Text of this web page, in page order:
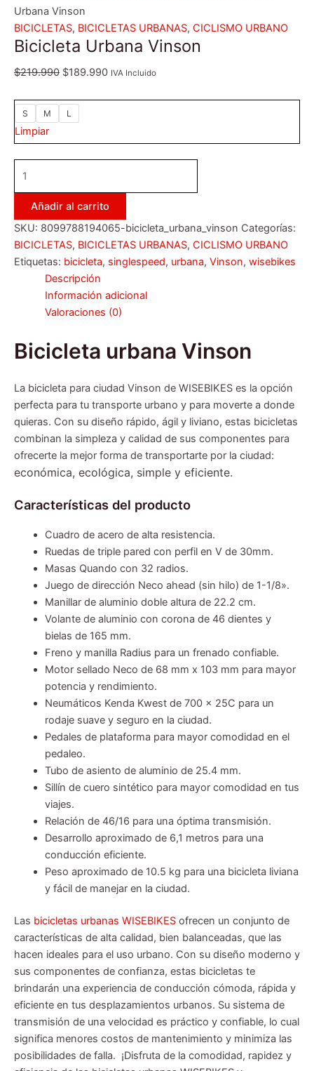
Urbana Vinson
BICICLETAS, BICICLETAS URBANAS, CICLISMO URBANO
Bicicleta Urbana Vinson
$219.990 $189.990 IVA Incluido
S M L
Limpiar
Añadir al carrito
SKU: 8099788194065-bicicleta_urbana_vinson Categorías:
BICICLETAS, BICICLETAS URBANAS, CICLISMO URBANO
Etiquetas: bicicleta, singlespeed, urbana, Vinson, wisebikes
Descripción
Información adicional
Valoraciones (0)
Bicicleta urbana Vinson
La bicicleta para ciudad Vinson de WISEBIKES es la opción
perfecta para tu transporte urbano y para moverte a donde
quieras. Con su diseño rápido, ágil y liviano, estas bicicletas
combinan la simpleza y calidad de sus componentes para
ofrecerte la mejor forma de transportarte por la ciudad:
económica, ecológica, simple y eficiente.
Características del producto
Cuadro de acero de alta resistencia.
Ruedas de triple pared con perfil en V de 30mm.
Masas Quando con 32 radios.
Juego de dirección Neco ahead (sin hilo) de 1-1/8».
Manillar de aluminio doble altura de 22.2 cm.
Volante de aluminio con corona de 46 dientes y
bielas de 165 mm.
Freno y manilla Radius para un frenado confiable.
Motor sellado Neco de 68 mm x 103 mm para mayor
potencia y rendimiento.
Neumáticos Kenda Kwest de 700 x 25C para un
rodaje suave y seguro en la ciudad.
Pedales de plataforma para mayor comodidad en el
pedaleo.
Tubo de asiento de aluminio de 25.4 mm.
Sillín de cuero sintético para mayor comodidad en tus
viajes.
Relación de 46/16 para una óptima transmisión.
Desarrollo aproximado de 6,1 metros para una
conducción eficiente.
Peso aproximado de 10.5 kg para una bicicleta liviana
y fácil de manejar en la ciudad.
Las bicicletas urbanas WISEBIKES ofrecen un conjunto de
características de alta calidad, bien balanceadas, que las
hacen ideales para el uso urbano. Con su diseño moderno y
sus componentes de confianza, estas bicicletas te
brindarán una experiencia de conducción cómoda, rápida y
eficiente en tus desplazamientos urbanos. Su sistema de
transmisión de una velocidad es práctico y confiable, lo cual
significa menores costos de mantenimiento y minimiza las
posibilidades de falla. ¡Disfruta de la comodidad, rapidez y